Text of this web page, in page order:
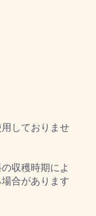
しておりませ
収穫時期によ
合があります